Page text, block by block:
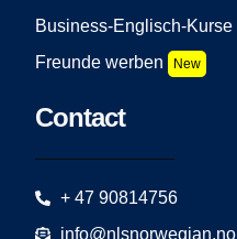
Business-Englisch-Kurse
Freunde werben
New
Contact
+ 47 90814756
info@nlsnorwegian.no